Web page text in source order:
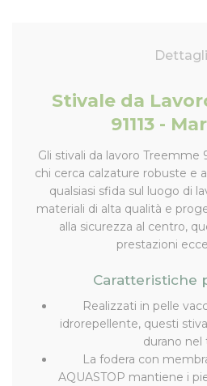
Dettagli
Stivale da
91113 -
Gli stivali da lavoro Treemme
chi cerca calzature robuste e
qualsiasi sfida sul luogo di
materiali di alta qualità e
alla sicurezza al centro,
prestazioni
Caratteristiche
Realizzati in pelle
idrorepellente, questi
durano nel
La fodera con
AQUASTOP mantiene i